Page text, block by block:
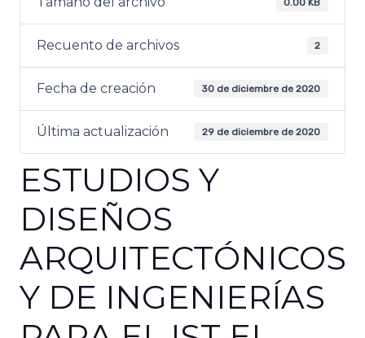
0.00 KB
Recuento de archivos 2
Fecha de creación 30 de diciembre de 2020
Última actualización 29 de diciembre de 2020
ESTUDIOS Y
DISEÑOS
ARQUITECTÓNICOS
Y DE INGENIERÍAS